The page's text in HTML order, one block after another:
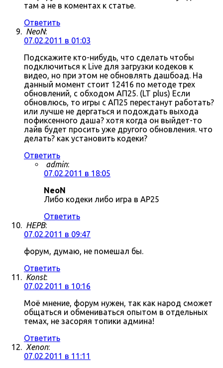
там а не в коментах к статье.
Ответить
NeoN:
07.02.2011 в 01:03
Подскажите кто-нибудь, что сделать чтобы
подключиться к Live для загрузки кодеков к
видео, но при этом не обновлять дашбоад. На
данный момент стоит 12416 по методе трех
обновлений, с обходом АП25. (LT plus) Если
обновлюсь, то игры с АП25 перестанут работать?
или лучше не дергаться и подождать выхода
пофиксенного даша? хотя когда он выйдет-то
лайв будет просить уже другого обновления. что
делать? как установить кодеки?
Ответить
admin:
07.02.2011 в 18:05
NeoN
Либо кодеки либо игра в AP25
Ответить
HEPB:
07.02.2011 в 09:47
форум, думаю, не помешал бы.
Ответить
Konst:
07.02.2011 в 10:16
Моё мнение, форум нужен, так как народ сможет
общаться и обмениваться опытом в отдельных
темах, не засоряя топики админа!
Ответить
Xenon:
07.02.2011 в 11:11